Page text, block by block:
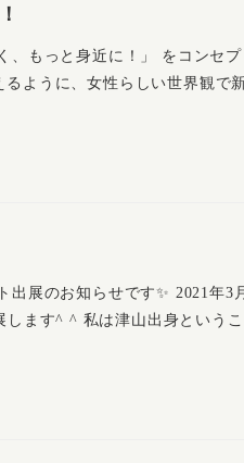
、もっと身近に！」 をコンセプ
ように、女性らしい世界観で
展のお知らせです✨ 2021年3
します^ ^ 私は津山出身という